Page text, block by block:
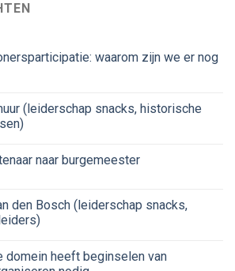
waarom zijn we er nog
(leiderschap snacks, historische
naar burgemeester
den Bosch (leiderschap snacks,
domein heeft beginselen van